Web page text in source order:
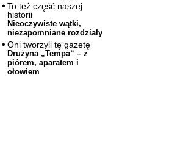
To też część naszej
historii
Nieoczywiste wątki,
niezapomniane rozdziały
Oni tworzyli tę gazetę
Drużyna „Tempa“ – z
piórem, aparatem i
ołowiem